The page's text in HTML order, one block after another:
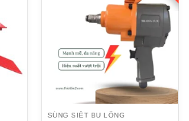
SÚNG SIẾT BU LÔNG